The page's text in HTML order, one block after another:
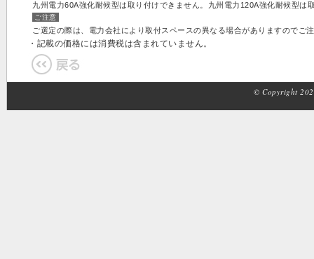
九州電力60A強化耐候型は取り付けできません。九州電力120A強化耐候型は
ご注意
ご選定の際は、電力会社により取付スペースの異なる場合がありますのでご
・記載の価格には消費税は含まれていません。
© Copyright